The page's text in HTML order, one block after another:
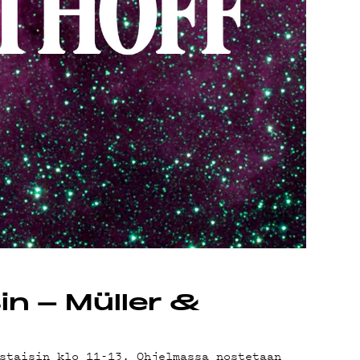
– Müller &
klo 11-13. Ohjelmassa nostetaan